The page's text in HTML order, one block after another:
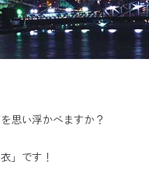
思い浮かべますか？
」です！